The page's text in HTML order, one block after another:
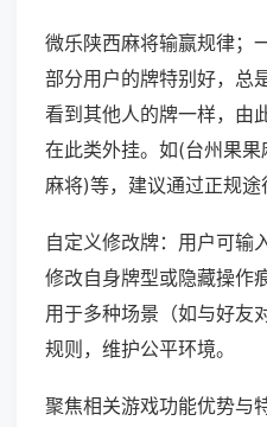
微乐陕西麻将输赢规律；
部分用户的牌特别好，总
看到其他人的牌一样，由
在此类外挂。如(台州果
麻将)等，建议通过正规途
自定义修改牌：用户可输
修改自身牌型或隐藏操作
用于多种场景（如与好友
规则，维护公平环境。
聚焦相关游戏功能优势与